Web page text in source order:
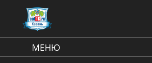
МЕНЮ